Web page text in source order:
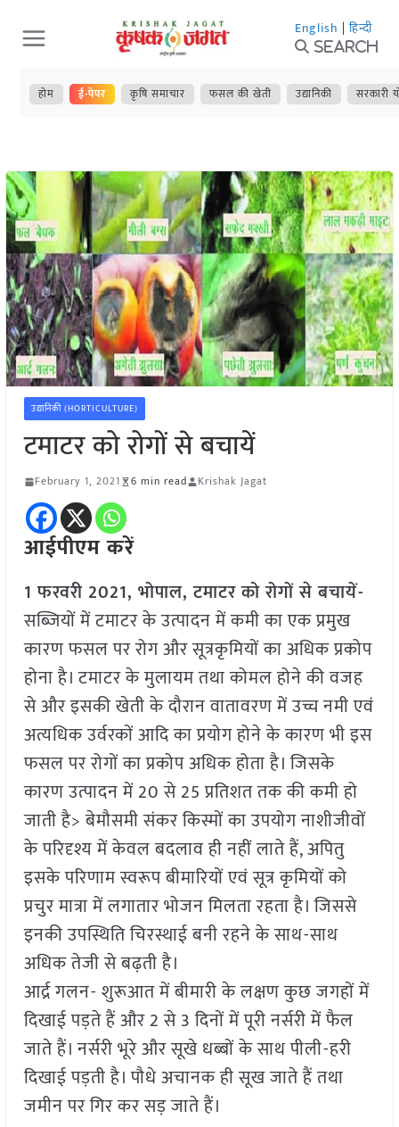
Skip
to
content
English | हिन्दी
Search
होम ई-पेपर कृषि समाचार फसल की खेती उद्यानिकी सरकारी
उद्यानिकी (HORTICULTURE)
टमाटर को रोगों से बचायें
February 1, 2021 6 min read Krishak Jagat
आईपीएम करें
1 फरवरी 2021, भोपाल, टमाटर को रोगों से बचायें-
सब्जियों में टमाटर के उत्पादन में कमी का एक प्रमुख
कारण फसल पर रोग और सूत्रकृमियों का अधिक प्रकोप
होना है। टमाटर के मुलायम तथा कोमल होने की वजह
से और इसकी खेती के दौरान वातावरण में उच्च नमी एवं
अत्यधिक उर्वरकों आदि का प्रयोग होने के कारण भी इस
फसल पर रोगों का प्रकोप अधिक होता है। जिसके
कारण उत्पादन में 20 से 25 प्रतिशत तक की कमी हो
जाती है> बेमौसमी संकर किस्मों का उपयोग नाशीजीवों
के परिदृश्य में केवल बदलाव ही नहीं लाते हैं, अपितु
इसके परिणाम स्वरूप बीमारियों एवं सूत्र कृमियों को
प्रचुर मात्रा में लगातार भोजन मिलता रहता है। जिससे
इनकी उपस्थिति चिरस्थाई बनी रहने के साथ-साथ
अधिक तेजी से बढ़ती है।
आर्द्र गलन- शुरूआत में बीमारी के लक्षण कुछ जगहों में
दिखाई पड़ते हैं और 2 से 3 दिनों में पूरी नर्सरी में फैल
जाते हैं। नर्सरी भूरे और सूखे धब्बों के साथ पीली-हरी
दिखाई पड़ती है। पौधे अचानक ही सूख जाते हैं तथा
जमीन पर गिर कर सड़ जाते हैं।